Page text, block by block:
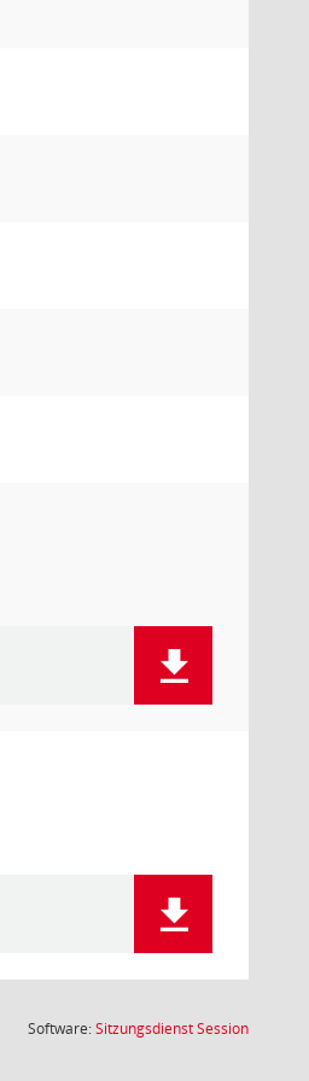
Software:SitzungsdienstSession(Wird in